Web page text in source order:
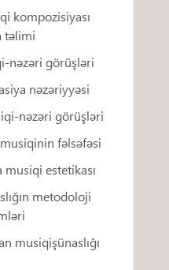
kompozisiyası
təlimi
nəzəri görüşləri
nəzəriyyəsi
nəzəri görüşləri
fəlsəfəsi
estetikası
metodoloji
musiqişünaslığı